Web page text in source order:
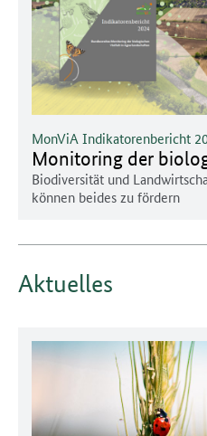
Monitoring der
MonViA Indikatorenbericht
Biodiversität und
können beides zu fördern
Aktuelles